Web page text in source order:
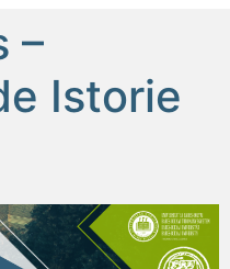
–
Istorie